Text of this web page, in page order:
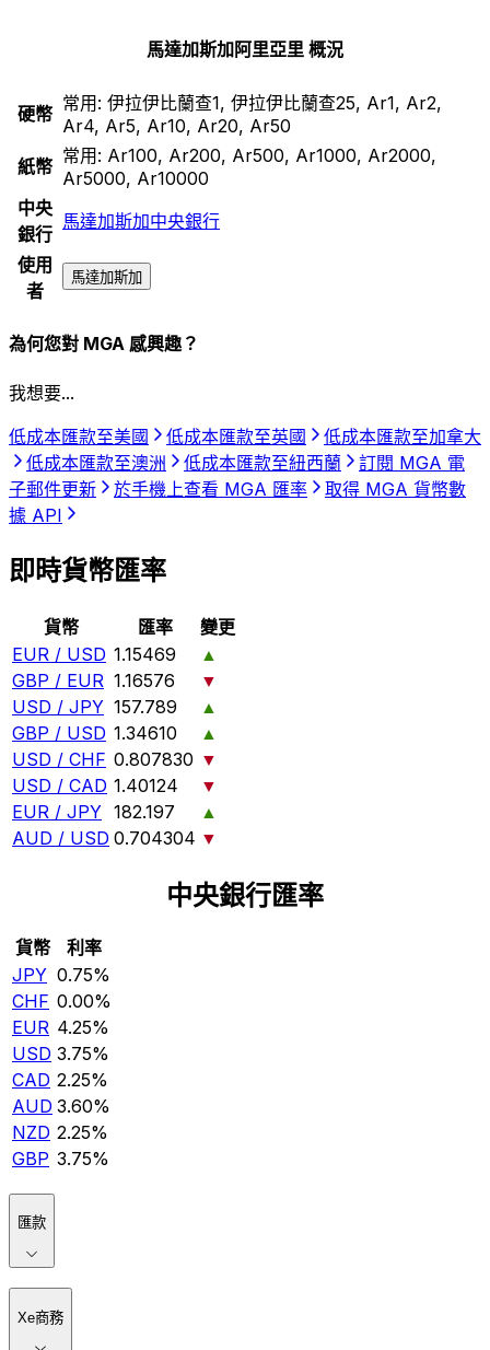
馬達加斯加阿里亞里 概況
硬幣 常用: 伊拉伊比蘭查1, 伊拉伊比蘭查25, Ar1, Ar2,
Ar4, Ar5, Ar10, Ar20, Ar50
紙幣 常用: Ar100, Ar200, Ar500, Ar1000, Ar2000,
Ar5000, Ar10000
中央
銀行
馬達加斯加中央銀行
使用
者
馬達加斯加
為何您對 MGA 感興趣？
我想要...
低成本匯款至美國
低成本匯款至英國
低成本匯款至加拿大
低成本匯款至澳洲
低成本匯款至紐西蘭
訂閱 MGA 電
子郵件更新
於手機上查看 MGA 匯率
取得 MGA 貨幣數
據 API
即時貨幣匯率
貨幣 匯率
變更
EUR / USD 1.15469
▲
GBP / EUR 1.16576
▼
USD / JPY 157.789
▲
GBP / USD 1.34610
▲
USD / CHF 0.807830 ▼
USD / CAD 1.40124
▼
EUR / JPY 182.197
▲
AUD / USD 0.704304 ▼
中央銀行匯率
貨幣
利率
JPY 0.75%
CHF 0.00%
EUR 4.25%
USD 3.75%
CAD 2.25%
AUD 3.60%
NZD 2.25%
GBP 3.75%
匯款
Xe商務